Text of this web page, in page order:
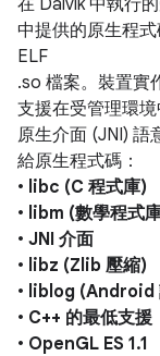
在 Dalvik 中執行
中提供的原生程
ELF
.so 檔案。裝置實
支援在受管理環
原生介面 (JNI) 語
給原生程式碼：
• libc (C 程式庫)
• libm (數學程式
• JNI 介面
• libz (Zlib 壓縮)
• liblog (Android
• C++ 的最低支援
• OpenGL ES 1.1